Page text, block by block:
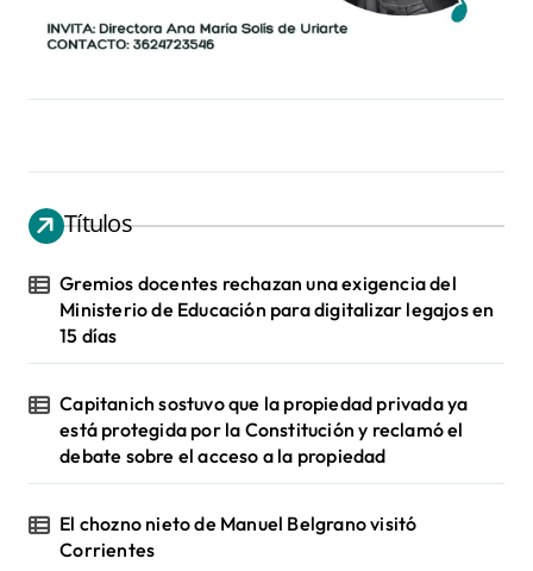
Títulos
Gremios docentes rechazan una exigencia del
Ministerio de Educación para digitalizar legajos en
15 días
Capitanich sostuvo que la propiedad privada ya
está protegida por la Constitución y reclamó el
debate sobre el acceso a la propiedad
El chozno nieto de Manuel Belgrano visitó
Corrientes